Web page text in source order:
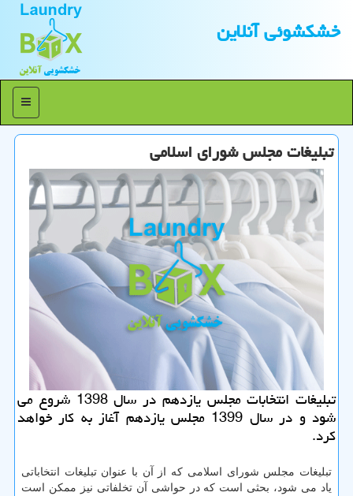
خشكشوئی آنلاین
منو
تبلیغات مجلس شورای اسلامی
تبلیغات انتخابات مجلس یازدهم در سال 1398 شروع می
شود و در سال 1399 مجلس یازدهم آغاز به كار خواهد
كرد.
تبلیغات مجلس شورای اسلامی که از آن با عنوان تبلیغات انتخاباتی
یاد می شود، بحثی است که در حواشی آن تخلفاتی نیز ممکن است